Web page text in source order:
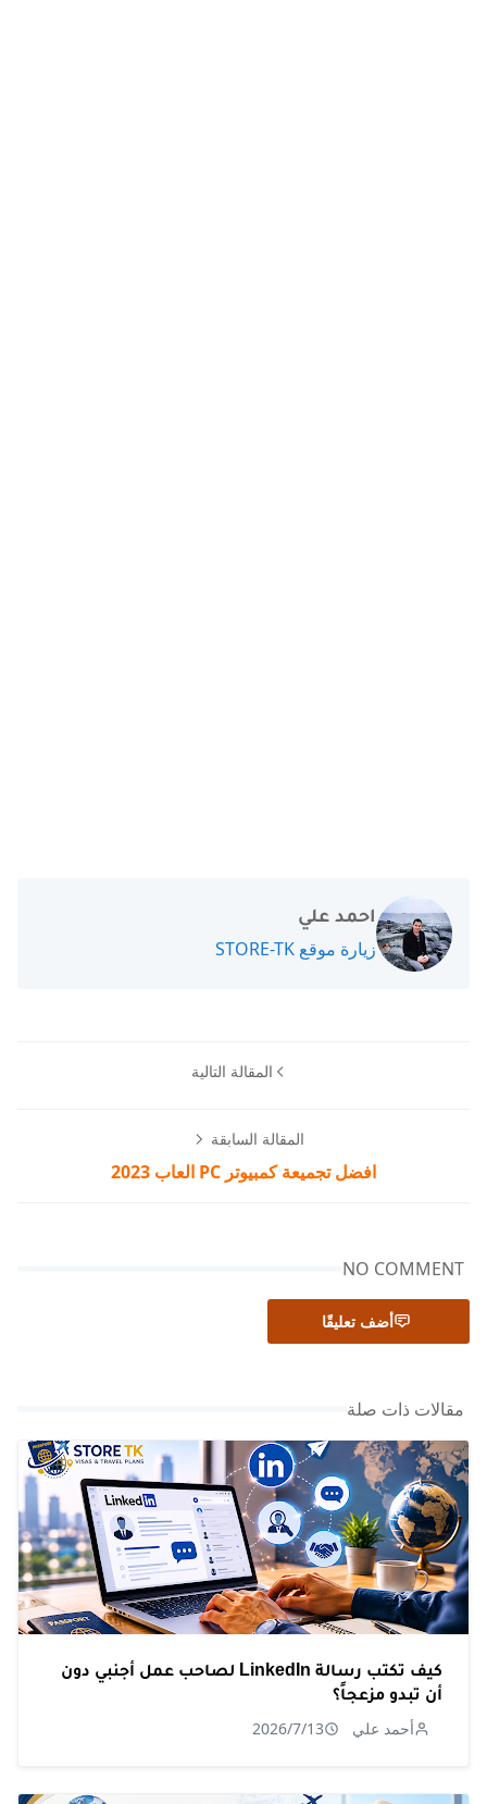
احمد علي
زيارة موقع STORE-TK
المقالة التالية
المقالة السابقة
افضل تجميعة كمبيوتر PC العاب 2023
NO COMMENT
أضف تعليقًا
مقالات ذات صلة
كيف تكتب رسالة LinkedIn لصاحب عمل أجنبي دون
أن تبدو مزعجاً؟
أحمد علي 2026/7/13